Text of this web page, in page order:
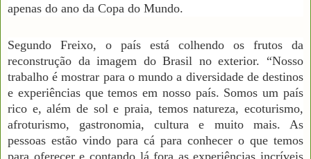
apenas do ano da Copa do Mundo.
Segundo Freixo, o país está colhendo os frutos da
reconstrução da imagem do Brasil no exterior. “Nosso
trabalho é mostrar para o mundo a diversidade de destinos
e experiências que temos em nosso país. Somos um país
rico e, além de sol e praia, temos natureza, ecoturismo,
afroturismo, gastronomia, cultura e muito mais. As
pessoas estão vindo para cá para conhecer o que temos
para oferecer e contando lá fora as experiências incríveis